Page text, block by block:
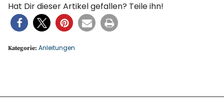
Hat Dir dieser Artikel gefallen? Teile ihn!
Kategorie:Anleitungen